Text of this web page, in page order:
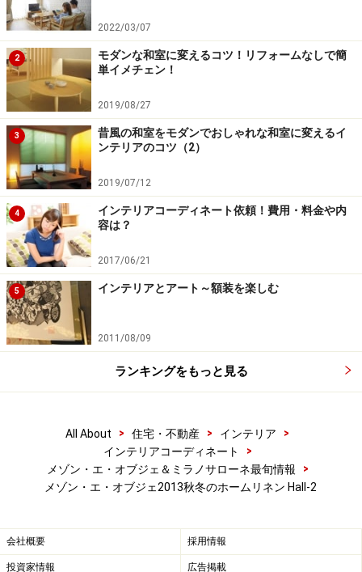
2022/03/07
2
モダンな和室に変えるコツ！リフォームなしで簡
単イメチェン！
2019/08/27
3
昔風の和室をモダンでおしゃれな和室に変えるイ
ンテリアのコツ（2）
2019/07/12
4
インテリアコーディネート依頼！費用・料金や内
容は？
2017/06/21
5 インテリアとアート～額装を楽しむ
2011/08/09
ランキングをもっと見る
All About > 住宅・不動産 > インテリア
>
インテリアコーディネート
>
メゾン・エ・オブジェ＆ミラノサローネ最旬情報
>
メゾン・エ・オブジェ2013秋冬のホームリネン Hall-2
会社概要 採用情報
投資家情報 広告掲載